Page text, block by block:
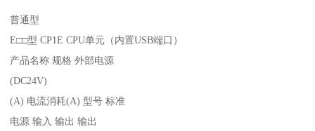
普通型
E□□型 CP1E CPU单元（内置USB端口）
产品名称 规格 外部电源
(DC24V)
(A) 电流消耗(A) 型号 标准
电源 输入 输出 输出